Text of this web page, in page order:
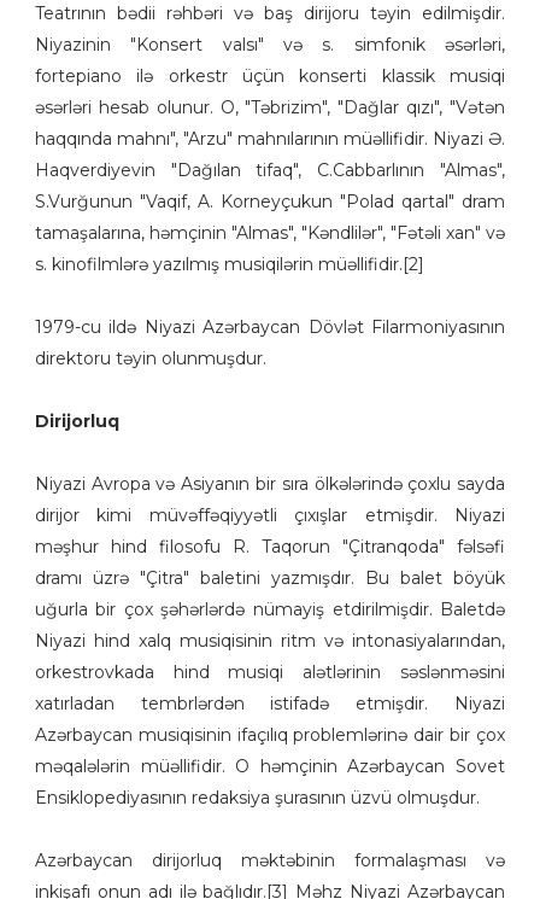
Teatrının bədii rəhbəri və baş dirijoru təyin edilmişdir.
Niyazinin "Konsert valsı" və s. simfonik əsərləri,
fortepiano ilə orkestr üçün konserti klassik musiqi
əsərləri hesab olunur. O, "Təbrizim", "Dağlar qızı", "Vətən
haqqında mahnı", "Arzu" mahnılarının müəllifidir. Niyazi Ə.
Haqverdiyevin "Dağılan tifaq", C.Cabbarlının "Almas",
S.Vurğunun "Vaqif, A. Korneyçukun "Polad qartal" dram
tamaşalarına, həmçinin "Almas", "Kəndlilər", "Fətəli xan" və
s. kinofilmlərə yazılmış musiqilərin müəllifidir.[2]
1979-cu ildə Niyazi Azərbaycan Dövlət Filarmoniyasının
direktoru təyin olunmuşdur.
Dirijorluq
Niyazi Avropa və Asiyanın bir sıra ölkələrində çoxlu sayda
dirijor kimi müvəffəqiyyətli çıxışlar etmişdir. Niyazi
məşhur hind filosofu R. Taqorun "Çitranqoda" fəlsəfi
dramı üzrə "Çitra" baletini yazmışdır. Bu balet böyük
uğurla bir çox şəhərlərdə nümayiş etdirilmişdir. Baletdə
Niyazi hind xalq musiqisinin ritm və intonasiyalarından,
orkestrovkada hind musiqi alətlərinin səslənməsini
xatırladan tembrlərdən istifadə etmişdir. Niyazi
Azərbaycan musiqisinin ifaçılıq problemlərinə dair bir çox
məqalələrin müəllifidir. O həmçinin Azərbaycan Sovet
Ensiklopediyasının redaksiya şurasının üzvü olmuşdur.
Azərbaycan dirijorluq məktəbinin formalaşması və
inkişafı onun adı ilə bağlıdır.[3] Məhz Niyazi Azərbaycan